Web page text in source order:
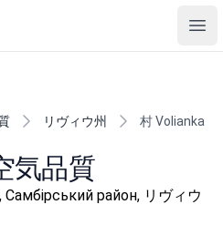
リヴィウ州 村 Volianka
気品質
район, リヴィウ